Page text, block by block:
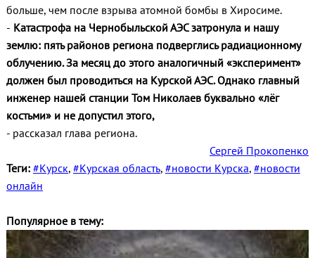
больше, чем после взрыва атомной бомбы в Хиросиме.
- Катастрофа на Чернобыльской АЭС затронула и нашу
землю: пять районов региона подверглись радиационному
облучению. За месяц до этого аналогичный «эксперимент»
должен был проводиться на Курской АЭС. Однако главный
инженер нашей станции Том Николаев буквально «лёг
костьми» и не допустил этого,
- рассказал глава региона.
Сергей Прокопенко
Теги: #Курск, #Курская область, #новости Курска, #новости
онлайн
Популярное в тему: